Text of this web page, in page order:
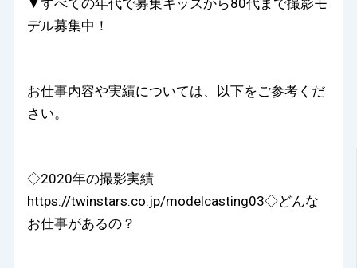
▼すべての年代で募集キッズから80代まで撮影モ
デル募集中！
お仕事内容や実績については、以下をご参考くだ
さい。
◇2020年の撮影実績
https://twinstars.co.jp/modelcasting03◇どんな
お仕事があるの？